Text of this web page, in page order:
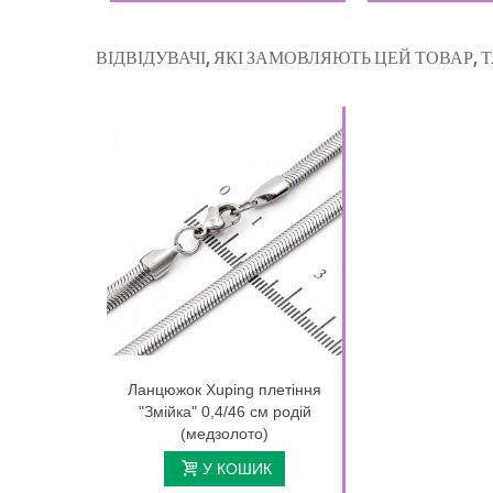
ВІДВІДУВАЧІ, ЯКІ ЗАМОВЛЯЮТЬ ЦЕЙ
Ланцюжок Xuping плетіння
"Змійка" 0,4/46 см родій
(медзолото)
У КОШИК